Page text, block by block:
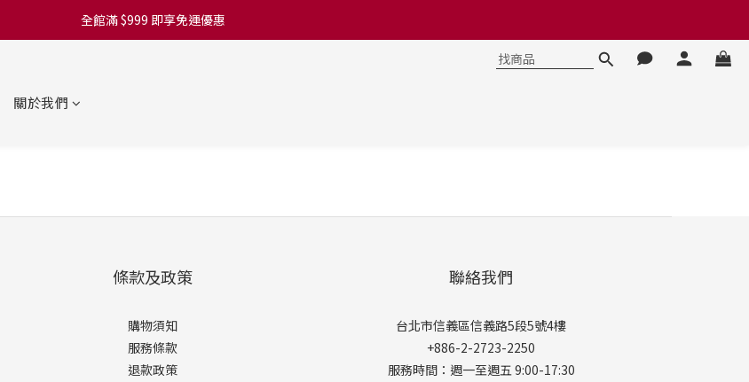
全館滿 $999 即享免運優惠
關於我們
條款及政策
購物須知
服務條款
退款政策
聯絡我們
台北市信義區信義路5段5號4樓
+886-2-2723-2250
服務時間：週一至週五 9:00-17:30